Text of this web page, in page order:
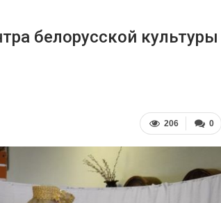
белорусской культуры
0
206